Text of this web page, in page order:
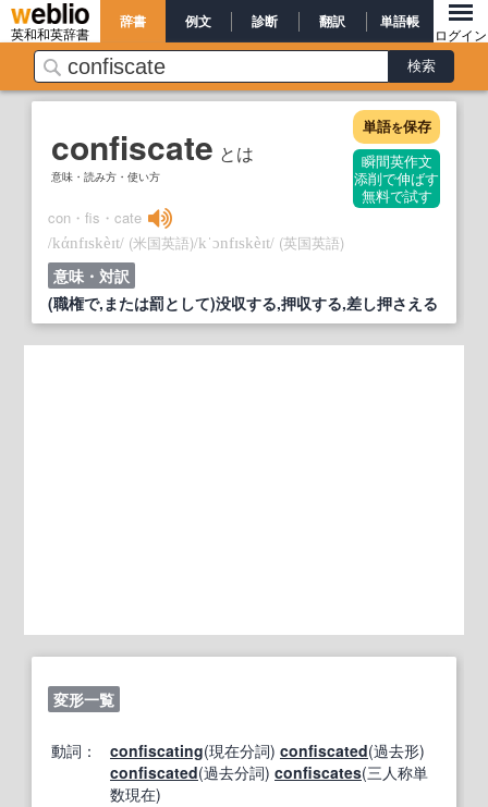
英和和英辞書
辞書 例文 診断 翻訳 単語帳
ログイン
confiscate とは
意味・読み方・使い方
単語を保存
瞬間英作文
添削で伸ばす
無料で試す
con・fis・cate
/kάnfɪskèɪt/ (米国英語)/kˈɔnfɪskèɪt/ (英国英語)
意味・対訳
(職権で,または罰として)没収する,押収する,差し押さえる
変形一覧
動詞： confiscating(現在分詞) confiscated(過去形)
confiscated(過去分詞) confiscates(三人称単
数現在)